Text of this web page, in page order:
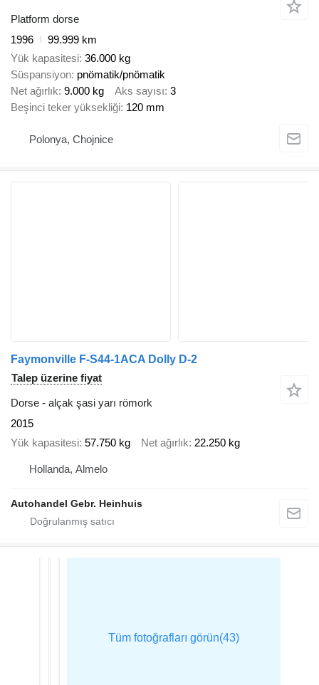
Platform dorse
1996
99.999 km
Yük kapasitesi 36.000 kg
Süspansiyon pnömatik/pnömatik
Net ağırlık 9.000 kg Aks sayısı 3
Beşinci teker yüksekliği 120 mm
Polonya, Chojnice
Faymonville F-S44-1ACA Dolly D-2
Talep üzerine fiyat
Dorse - alçak şasi yarı römork
2015
Yük kapasitesi 57.750 kg Net ağırlık 22.250 kg
Hollanda, Almelo
Autohandel Gebr. Heinhuis